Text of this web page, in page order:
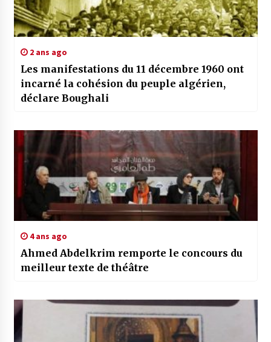
2 ans ago
Les manifestations du 11 décembre 1960 ont
incarné la cohésion du peuple algérien,
déclare Boughali
4 ans ago
Ahmed Abdelkrim remporte le concours du